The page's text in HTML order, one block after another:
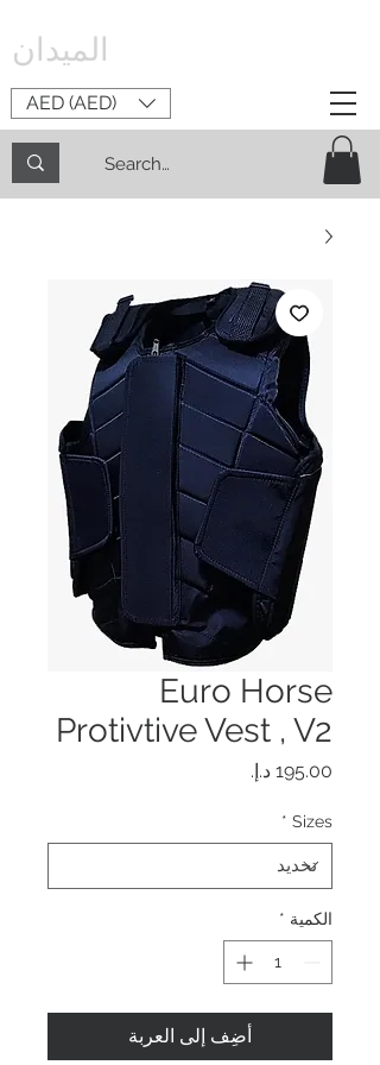
الميدان
AED (AED)
Euro Horse
Protivtive Vest , V2
Sizes
*
الكمية *
أضِف إلى العربة